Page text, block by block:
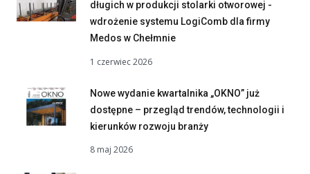
długich w produkcji stolarki otworowej -
wdrożenie systemu LogiComb dla firmy
Medos w Chełmnie
1 czerwiec 2026
Nowe wydanie kwartalnika „OKNO” już
dostępne – przegląd trendów, technologii i
kierunków rozwoju branży
8 maj 2026